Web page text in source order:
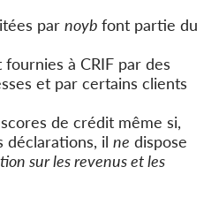
par noyb font partie du
fournies à CRIF par des
et par certains clients
de crédit même si,
déclarations, il ne dispose
sur les revenus et les